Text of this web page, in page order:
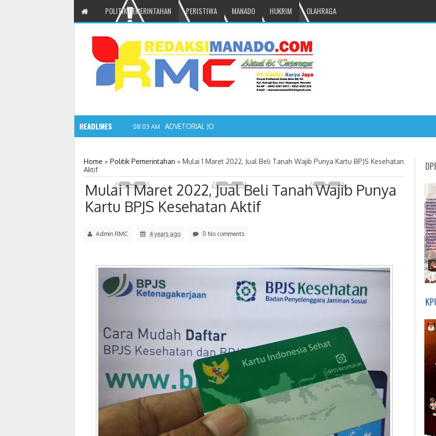
POLITIK PEMERINTAHAN PERISTIWA MANADO HUKRIM OLAHRAGA
HEADLINES 08:03 AM ADVETORIAL JONRU GANTIKAN MONO PIMPIN DPRD TO
Home » Politik Pemerintahan » Mulai 1 Maret 2022, Jual Beli Tanah Wajib Punya Kartu BPJS Kesehatan
Aktif
Mulai 1 Maret 2022, Jual Beli Tanah Wajib Punya
Kartu BPJS Kesehatan Aktif
Admin RMC 4 years ago 0 No comments